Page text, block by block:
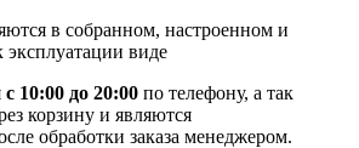
в собранном, настроенном и
виде
с 10:00 до 20:00 по телефону, а так
корзину и являются
обработки заказа менеджером.